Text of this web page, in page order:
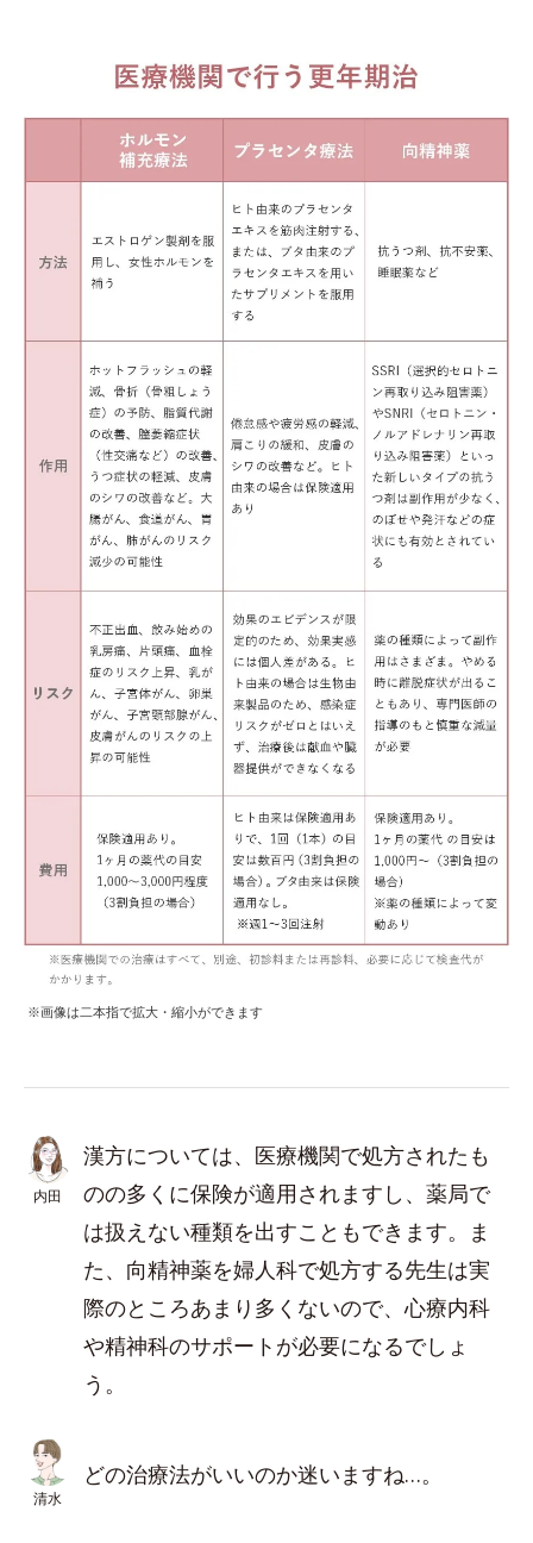
※画像は二本指で拡大・縮小ができます
内田
漢方については、医療機関で処方されたも
のの多くに保険が適用されますし、薬局で
は扱えない種類を出すこともできます。ま
た、向精神薬を婦人科で処方する先生は実
際のところあまり多くないので、心療内科
や精神科のサポートが必要になるでしょ
う。
清水
どの治療法がいいのか迷いますね…。